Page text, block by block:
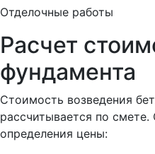
Отделочные работы
Расчет
фундамента
Стоимость возведения
рассчитывается по
определения цены: